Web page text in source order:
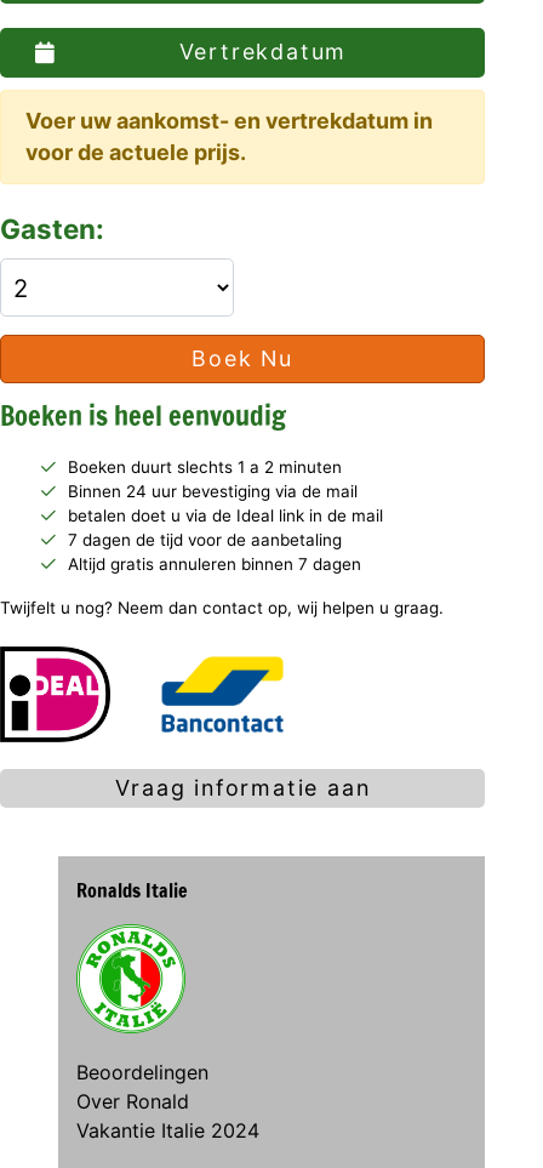
Vertrekdatum
Voer uw aankomst- en vertrekdatum in
voor de actuele prijs.
Gasten:
Boek Nu
Boeken is heel eenvoudig
Boeken duurt slechts 1 a 2 minuten
Binnen 24 uur bevestiging via de mail
betalen doet u via de Ideal link in de mail
7 dagen de tijd voor de aanbetaling
Altijd gratis annuleren binnen 7 dagen
Twijfelt u nog? Neem dan contact op, wij helpen u graag.
Vraag informatie aan
Ronalds Italie
Beoordelingen
Over Ronald
Vakantie Italie 2024